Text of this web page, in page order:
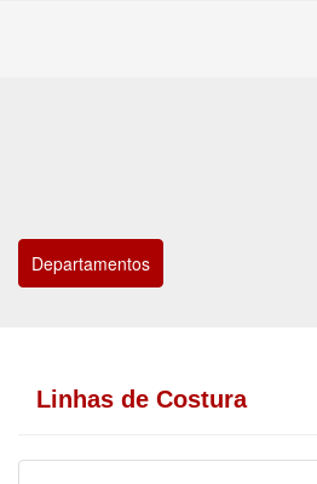
Departamentos
Linhas de Costura